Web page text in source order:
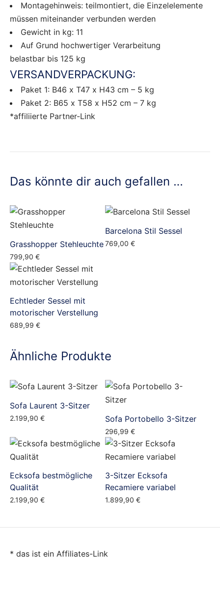
Montagehinweis: teilmontiert, die Einzelelemente
müssen miteinander verbunden werden
Gewicht in kg: 11
Auf Grund hochwertiger Verarbeitung
belastbar bis 125 kg
VERSANDVERPACKUNG:
Paket 1: B46 x T47 x H43 cm – 5 kg
Paket 2: B65 x T58 x H52 cm – 7 kg
*affiliierte Partner-Link
Das könnte dir auch gefallen …
Grasshopper Stehleuchte
799,90 €
Barcelona Stil Sessel
769,00 €
Echtleder Sessel mit
motorischer Verstellung
689,99 €
Ähnliche Produkte
Sofa Laurent 3-Sitzer
2.199,90 € Sofa Portobello 3-Sitzer
296,99 €
Ecksofa bestmögliche
Qualität
2.199,90 €
3-Sitzer Ecksofa
Recamiere variabel
1.899,90 €
* das ist ein Affiliates-Link